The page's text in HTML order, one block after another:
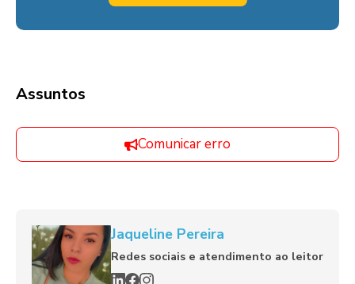
Assuntos
Comunicar erro
Jaqueline Pereira
Redes sociais e atendimento ao leitor